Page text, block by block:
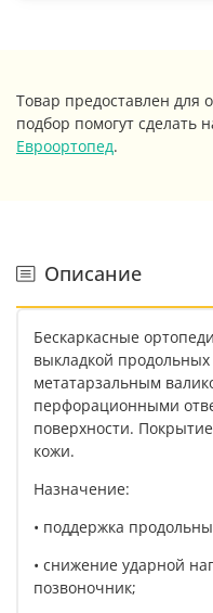
Товар предоставлен для
подбор помогут сделать
Евроортопед.
Описание
Бескаркасные
выкладкой
метатарзальным
перфорационными
поверхности.
кожи.
Назначение:
• поддержка
• снижение ударной
позвоночник;